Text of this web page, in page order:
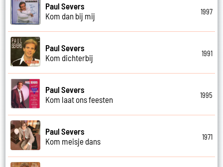
Paul Severs
Kom dan bij mij
1997
Paul Severs
Kom dichterbij
1991
Paul Severs
Kom laat ons feesten
1995
Paul Severs
Kom meisje dans
1971